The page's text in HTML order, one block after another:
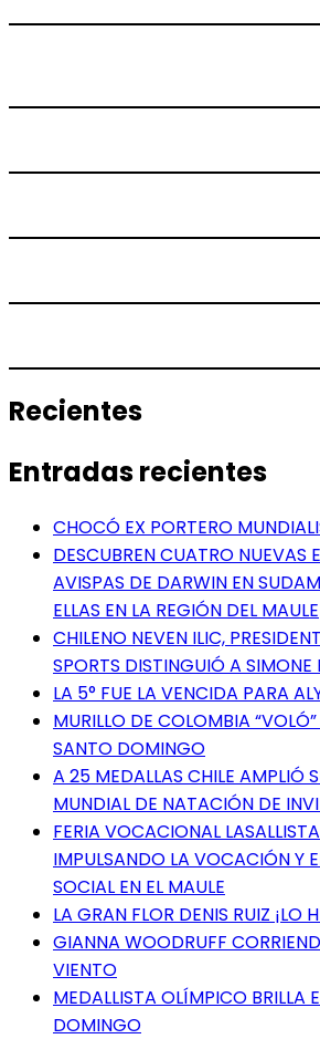
Recientes
Entradas recientes
CHOCÓ EX PORTERO
DESCUBREN CUATRO NUEVAS
AVISPAS DE DARWIN EN
ELLAS EN LA REGIÓN DEL MAULE
CHILENO NEVEN ILIC,
SPORTS DISTINGUIÓ A SIMONE
LA 5° FUE LA VENCIDA PARA
MURILLO DE COLOMBIA
SANTO DOMINGO
A 25 MEDALLAS CHILE AMPLIÓ
MUNDIAL DE NATACIÓN DE
FERIA VOCACIONAL
IMPULSANDO LA VOCACIÓN Y
SOCIAL EN EL MAULE
LA GRAN FLOR DENIS RUIZ ¡LO
GIANNA WOODRUFF
VIENTO
MEDALLISTA OLÍMPICO BRILLA
DOMINGO